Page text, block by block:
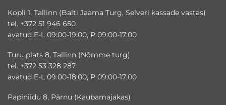
Kopli 1, Tallinn (Balti Jaama Turg, Selveri kassade vastas)
tel. +372 51 946 650
avatud E-L 09:00-19:00, P 09:00-17:00
Turu plats 8, Tallinn (Nõmme turg)
tel. +372 53 328 287
avatud E-L 09:00-18:00, P 09:00-17:00
Papiniidu 8, Pärnu (Kaubamajakas)